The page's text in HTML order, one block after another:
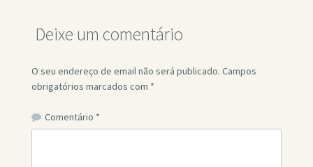
Deixe um comentário
O seu endereço de email não será publicado. Campos
obrigatórios marcados com *
Comentário *